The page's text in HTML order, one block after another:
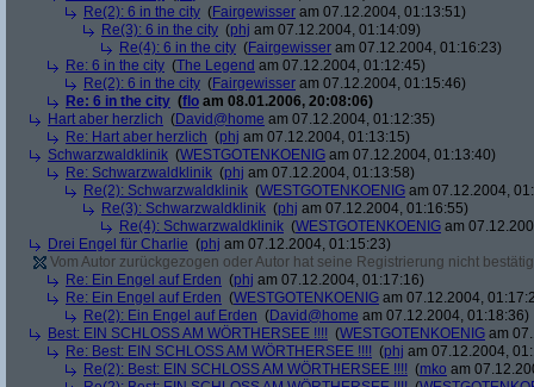
Re(2): 6 in the city (Fairgewisser am 07.12.2004, 01:13:51)
Re(3): 6 in the city (phj am 07.12.2004, 01:14:09)
Re(4): 6 in the city (Fairgewisser am 07.12.2004, 01:16:23)
Re: 6 in the city (The Legend am 07.12.2004, 01:12:45)
Re(2): 6 in the city (Fairgewisser am 07.12.2004, 01:15:46)
Re: 6 in the city (flo am 08.01.2006, 20:08:06)
Hart aber herzlich (David@home am 07.12.2004, 01:12:35)
Re: Hart aber herzlich (phj am 07.12.2004, 01:13:15)
Schwarzwaldklinik (WESTGOTENKOENIG am 07.12.2004, 01:13:40)
Re: Schwarzwaldklinik (phj am 07.12.2004, 01:13:58)
Re(2): Schwarzwaldklinik (WESTGOTENKOENIG am 07.12.2004,
Re(3): Schwarzwaldklinik (phj am 07.12.2004, 01:16:55)
Re(4): Schwarzwaldklinik (WESTGOTENKOENIG am
Drei Engel für Charlie (phj am 07.12.2004, 01:15:23)
Vom Autor zurückgezogen oder Autor hat seine Registrierung nicht
Re: Ein Engel auf Erden (phj am 07.12.2004, 01:17:16)
Re: Ein Engel auf Erden (WESTGOTENKOENIG am 07.12.2004,
Re(2): Ein Engel auf Erden (David@home am 07.12.2004, 01:18:36)
Best: EIN SCHLOSS AM WÖRTHERSEE !!!! (WESTGOTENKOENIG am
Re: Best: EIN SCHLOSS AM WÖRTHERSEE !!!! (phj am 07.12.2004,
Re(2): Best: EIN SCHLOSS AM WÖRTHERSEE !!!! (mko am